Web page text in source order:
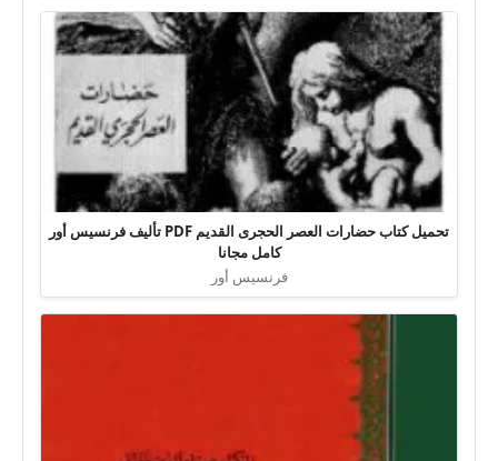
تحميل كتاب حضارات العصر الحجرى القديم PDF تأليف فرنسيس أور
كامل مجانا
فرنسيس أور